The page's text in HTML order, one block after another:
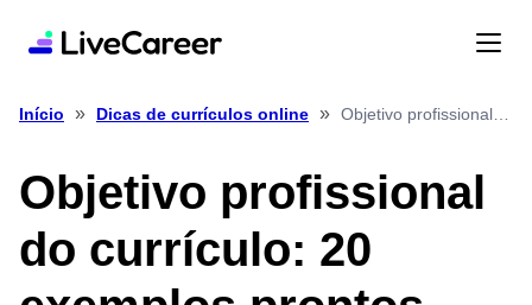
Início » Dicas de currículos online »
Objetivo profissional
do currículo: 20